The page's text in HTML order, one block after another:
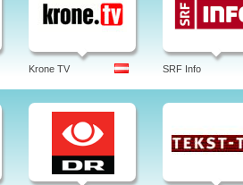
Krone TV SRF Info